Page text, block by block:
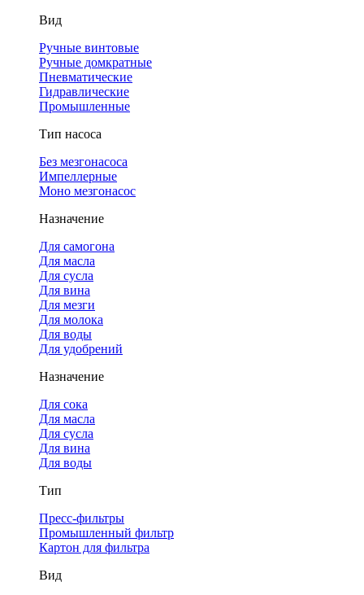
Вид
Ручные винтовые
Ручные домкратные
Пневматические
Гидравлические
Промышленные
Тип насоса
Без мезгонасоса
Импеллерные
Моно мезгонасос
Назначение
Для самогона
Для масла
Для сусла
Для вина
Для мезги
Для молока
Для воды
Для удобрений
Назначение
Для сока
Для масла
Для сусла
Для вина
Для воды
Тип
Пресс-фильтры
Промышленный фильтр
Картон для фильтра
Вид